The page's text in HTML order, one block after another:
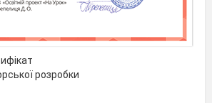
розробки